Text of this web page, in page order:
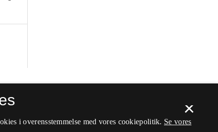
×
i overensstemmelse med vores cookiepolitik. Se vores